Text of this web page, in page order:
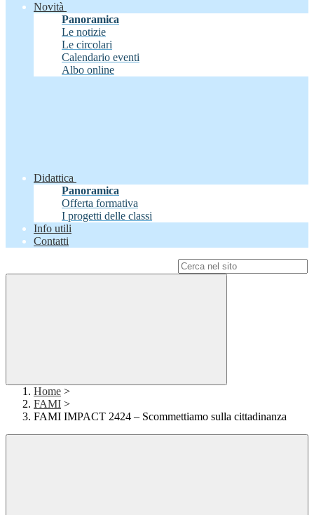
Novità
Panoramica
Le notizie
Le circolari
Calendario eventi
Albo online
Didattica
Panoramica
Offerta formativa
I progetti delle classi
Info utili
Contatti
Home >
FAMI >
FAMI IMPACT 2424 – Scommettiamo sulla cittadinanza